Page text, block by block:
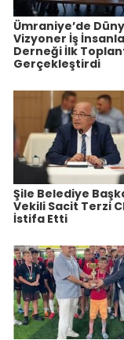
Ümraniye’de
Vizyoner İş
Derneği İlk
Gerçekleştirdi
Şile Belediye
Vekili Sacit Terzi
İstifa Etti